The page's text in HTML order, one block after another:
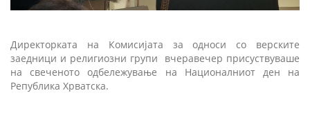
Директорката на Комисијата за односи со верските
заедници и религиозни групи
вчеравечер присуствуваше
на свеченото одбележување на Националниот ден на
Република Хрватска.